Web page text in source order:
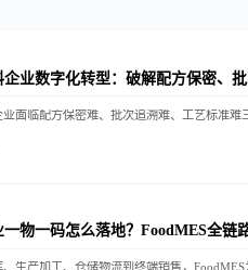
企业数字化转型：破解配方保密、
一物一码怎么落地？FoodMES全链